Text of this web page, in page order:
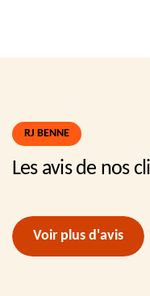
RJ BENNE
Les avis de nos
Voir plus d'avis